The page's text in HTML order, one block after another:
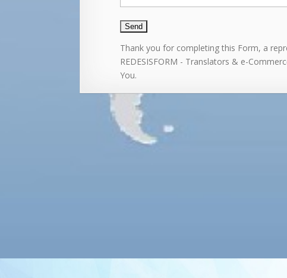
Thank you for completing this Form, a
REDESISFORM - Translators & e-
You.